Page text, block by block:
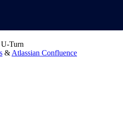
Turn
& Atlassian Confluence